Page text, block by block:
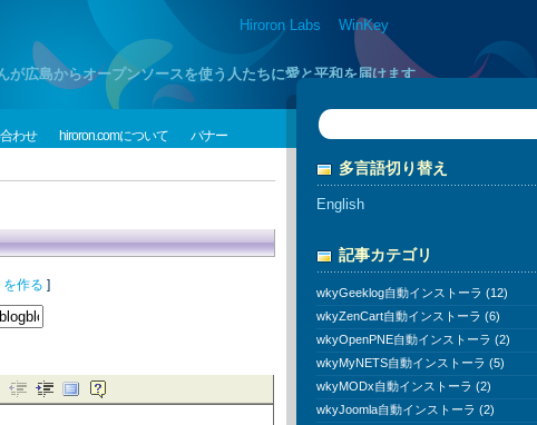
Hiroron Labs :: WinKey
広島からオープンソースを使う人たちに愛と平和を届けます
わせ hiroron.comについて バナー
を作る ]
多言語切り替え
English
記事カテゴリ
wkyGeeklog自動インストーラ (12)
wkyZenCart自動インストーラ (6)
wkyOpenPNE自動インストーラ (2)
wkyMyNETS自動インストーラ (5)
wkyMODx自動インストーラ (2)
wkyJoomla自動インストーラ (2)